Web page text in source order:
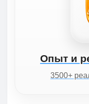
Опыт и
3500+